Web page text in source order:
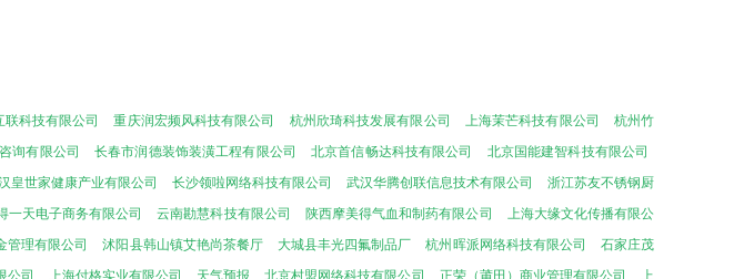
联科技有限公司 重庆润宏频风科技有限公司 杭州欣琦科技发展有限公司 上海茉芒科技有限公司
杭州竹
询有限公司 长春市润德装饰装潢工程有限公司 北京首信畅达科技有限公司
北京国能建智科技有限公司
皇世家健康产业有限公司 长沙领啦网络科技有限公司 武汉华腾创联信息技术有限公司
浙江苏友不锈钢厨
一天电子商务有限公司 云南勘慧科技有限公司 陕西摩美得气血和制药有限公司
上海大缘文化传播有限公
管理有限公司 沭阳县韩山镇艾艳尚茶餐厅 大城县丰光四氟制品厂 杭州晖派网络科技有限公司
石家庄茂
公司 上海付格实业有限公司 天气预报 北京村盟网络科技有限公司 正荣（莆田）商业管理有限公司
上